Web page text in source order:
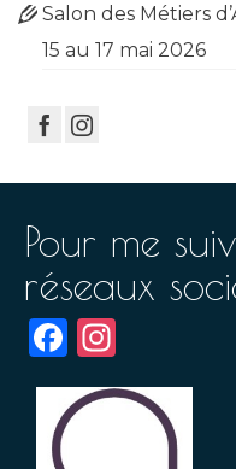
Salon des Métiers
15 au 17 mai 2026
Pour me
réseaux
Facebook